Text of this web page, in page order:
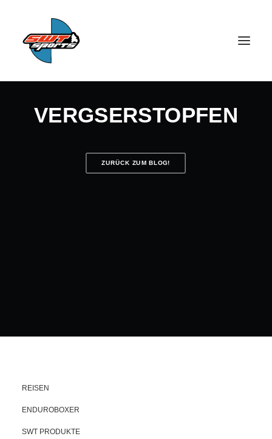
SEARCH
VERGSERSTOPFEN
ZURÜCK ZUM BLOG!
REISEN
ENDUROBOXER
SWT PRODUKTE